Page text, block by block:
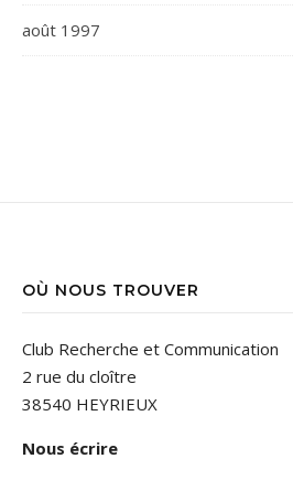
août 1997
OÙ NOUS TROUVER
Club Recherche et Communication
2 rue du cloître
38540 HEYRIEUX
Nous écrire